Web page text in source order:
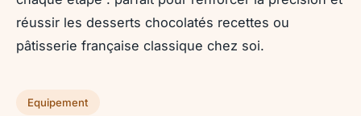
réussir les desserts chocolatés recettes ou
pâtisserie française classique chez soi.
Equipement